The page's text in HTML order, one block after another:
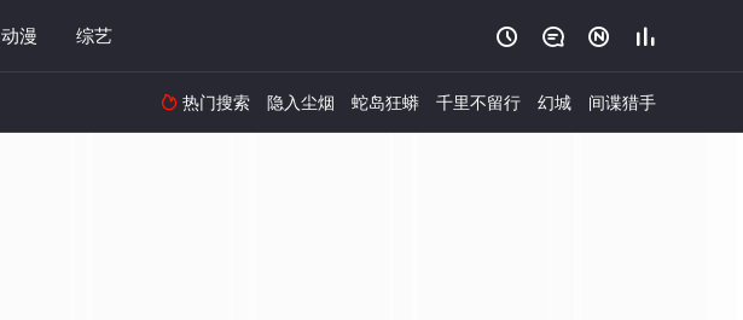
动漫 综艺    
 热门搜索 隐入尘烟 蛇岛狂蟒 千里不留行 幻城 间谍猎手